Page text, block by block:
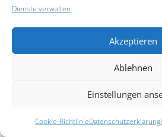
Dienste verwalten
Akzeptieren
Ablehnen
Einstellungen
Cookie-RichtlinieDatenschutzerklärung